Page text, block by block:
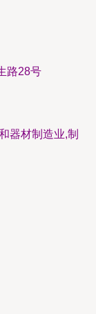
路28号
器材制造业,制